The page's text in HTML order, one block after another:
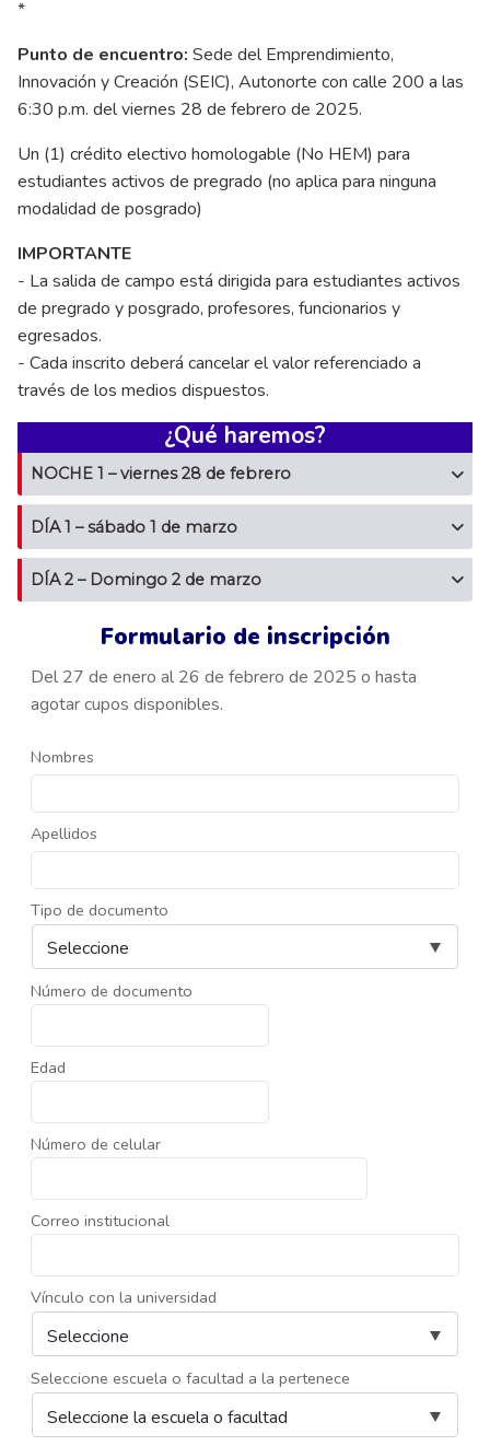
Formulario de inscripción
Del 27 de enero al 26 de febrero de 2025 o hasta
agotar cupos disponibles.
Nombres
Apellidos
Tipo de documento
Número de documento
Edad
Número de celular
Correo institucional
Vínculo con la universidad
Seleccione escuela o facultad a la pertenece
*
Punto de encuentro: Sede del Emprendimiento,
Innovación y Creación (SEIC), Autonorte con calle 200 a las
6:30 p.m. del viernes 28 de febrero de 2025.
Un (1) crédito electivo homologable (No HEM) para
estudiantes activos de pregrado (no aplica para ninguna
modalidad de posgrado)
IMPORTANTE
- La salida de campo está dirigida para estudiantes activos
de pregrado y posgrado, profesores, funcionarios y
egresados.
- Cada inscrito deberá cancelar el valor referenciado a
través de los medios dispuestos.
¿Qué haremos?
NOCHE 1 – viernes 28 de febrero
DÍA 1 – sábado 1 de marzo
DÍA 2 – Domingo 2 de marzo